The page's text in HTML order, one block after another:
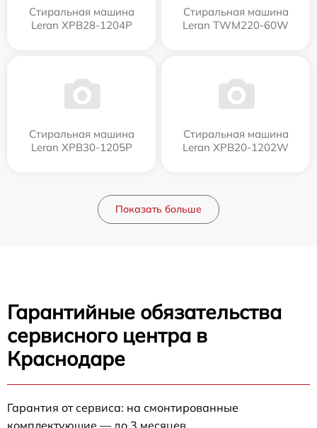
Стиральная машина
Leran XPB28-1204P
Стиральная машина
Leran TWM220-60W
Стиральная машина
Leran XPB30-1205P
Стиральная машина
Leran XPB20-1202W
Показать больше
Гарантийные обязательства
сервисного центра в
Краснодаре
Гарантия от сервиса: на смонтированные